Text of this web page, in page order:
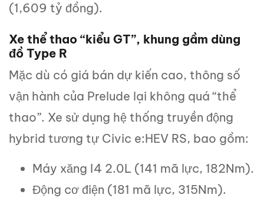
(1,609 tỷ đồng).
Xe thể thao “kiểu GT”, khung gầm dùng
đồ Type R
Mặc dù có giá bán dự kiến cao, thông số
vận hành của Prelude lại không quá “thể
thao”. Xe sử dụng hệ thống truyền động
hybrid tương tự Civic e:HEV RS, bao gồm:
Máy xăng I4 2.0L (141 mã lực, 182Nm).
Động cơ điện (181 mã lực, 315Nm).